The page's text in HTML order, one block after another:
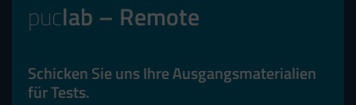
puclab – Remote
Schicken Sie uns Ihre Ausgangsmaterialien
für Tests.